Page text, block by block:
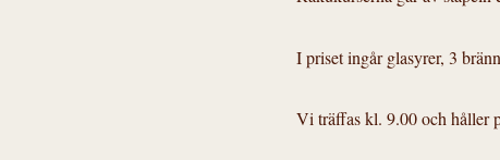
I priset ingår glasyrer, 3
Vi träffas kl. 9.00 och håller